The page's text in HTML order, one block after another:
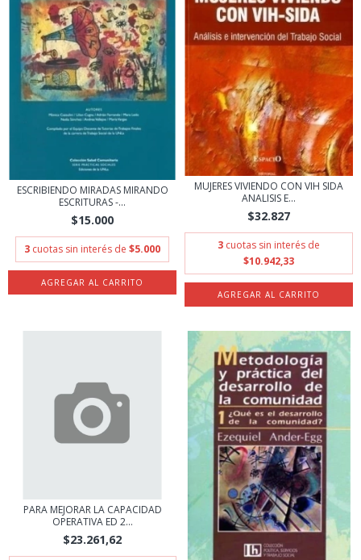
ESCRIBIENDO MIRADAS MIRANDO
ESCRITURAS -...
$15.000
3 cuotas sin interés de $5.000
MUJERES VIVIENDO CON VIH SIDA
ANALISIS E...
$32.827
3 cuotas sin interés de
$10.942,33
PARA MEJORAR LA CAPACIDAD
OPERATIVA ED 2...
$23.261,62